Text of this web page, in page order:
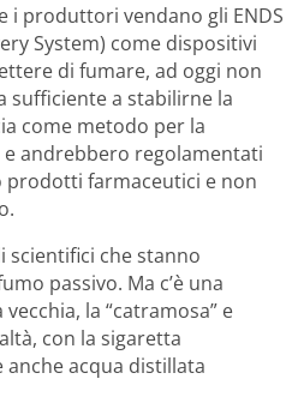
i produttori vendano gli ENDS
System) come dispositivi
di fumare, ad oggi non
sufficiente a stabilirne la
come metodo per la
andrebbero regolamentati
prodotti farmaceutici e non
scientifici che stanno
passivo. Ma c’è una
la “catramosa” e
con la sigaretta
acqua distillata